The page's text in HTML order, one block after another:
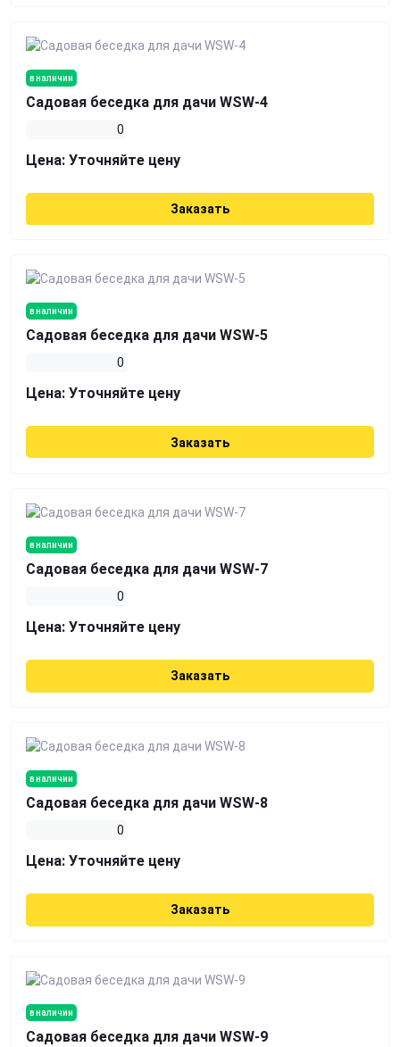
в наличии
Садовая беседка для дачи WSW-4
0
Цена: Уточняйте цену
Заказать
в наличии
Садовая беседка для дачи WSW-5
0
Цена: Уточняйте цену
Заказать
в наличии
Садовая беседка для дачи WSW-7
0
Цена: Уточняйте цену
Заказать
в наличии
Садовая беседка для дачи WSW-8
0
Цена: Уточняйте цену
Заказать
в наличии
Садовая беседка для дачи WSW-9